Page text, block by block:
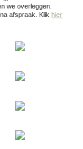
we overleggen.
afspraak.
Klik hier